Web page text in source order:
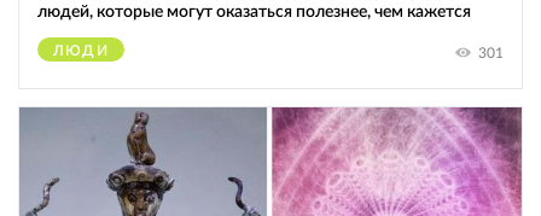
людей, которые могут оказаться полезнее, чем кажется
ЛЮДИ 301